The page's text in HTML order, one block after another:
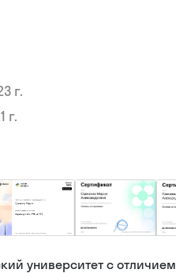
г.
г.
университет с отличием